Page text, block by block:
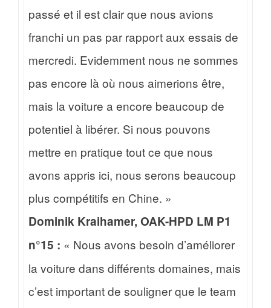
passé et il est clair que nous avions
franchi un pas par rapport aux essais de
mercredi. Evidemment nous ne sommes
pas encore là où nous aimerions être,
mais la voiture a encore beaucoup de
potentiel à libérer. Si nous pouvons
mettre en pratique tout ce que nous
avons appris ici, nous serons beaucoup
plus compétitifs en Chine. »
Dominik Kraihamer, OAK-HPD LM P1
n°15 : « Nous avons besoin d’améliorer
la voiture dans différents domaines, mais
c’est important de souligner que le team